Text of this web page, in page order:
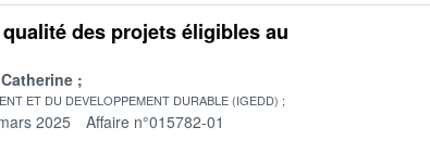
des projets éligibles au
ET DU DEVELOPPEMENT DURABLE (IGEDD)
2025 Affaire n°015782-01